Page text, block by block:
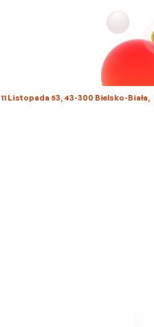
11 Listopada 53, 43-300 Bielsko-Biała,